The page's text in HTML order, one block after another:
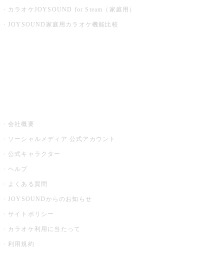
カラオケJOYSOUND for Steam（家庭用）
JOYSOUND家庭用カラオケ機能比較
会社概要
ソーシャルメディア 公式アカウント
公式キャラクター
ヘルプ
よくある質問
JOYSOUNDからのお知らせ
サイトポリシー
カラオケ利用に当たって
利用規約